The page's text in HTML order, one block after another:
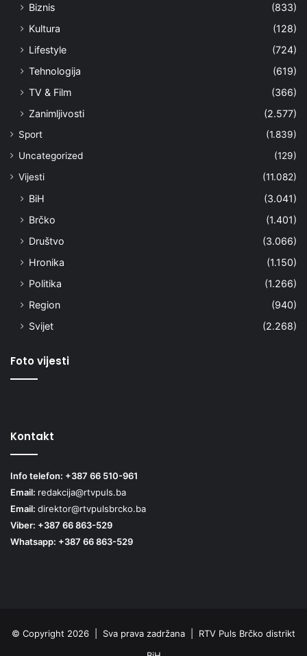
Biznis
(833)
Kultura
(128)
Lifestyle
(724)
Tehnologija
(619)
TV & Film
(366)
Zanimljivosti
(2.577)
Sport
(1.839)
Uncategorized
(129)
Vijesti
(11.082)
BiH
(3.041)
Brčko
(1.401)
Društvo
(3.066)
Hronika
(1.150)
Politika
(1.266)
Region
(940)
Svijet
(2.268)
Foto vijesti
Kontakt
Info telefon: +387 66 510-961
Email: redakcija@rtvpuls.ba
Email: direktor@rtvpulsbrcko.ba
Viber: +387 66 863-529
Whatsapp: +387 66 863-529
© Copyright 2026 | Sva prava zadržana | RTV Puls Brčko distrikt